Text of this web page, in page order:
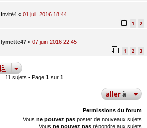
Invité4 « 01 juil. 2016 18:44
1 2
lymette47 « 07 juin 2016 22:45
1 2 3
11 sujets • Page 1sur 1
allerà
Permissions du forum
Vous ne pouvez pas poster de nouveaux sujets
Vous ne pouvez pas répondre aux sujets